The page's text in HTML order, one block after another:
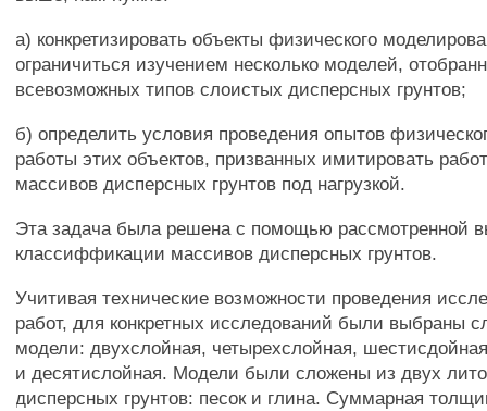
а) конкретизировать объекты физического
ограничиться изучением несколько моделей,
всевозможных типов слоистых дисперсных грунтов;
б) определить условия проведения опытов
работы этих объектов, призванных имитировать
массивов дисперсных грунтов под нагрузкой.
Эта задача была решена с помощью рассмотренной
классиффикации массивов дисперсных грунтов.
Учитивая технические возможности проведения
работ, для конкретных исследований были выбраны
модели: двухслойная, четырехслойная,
и десятислойная. Модели были сложены из двух
дисперсных грунтов: песок и глина. Суммарная